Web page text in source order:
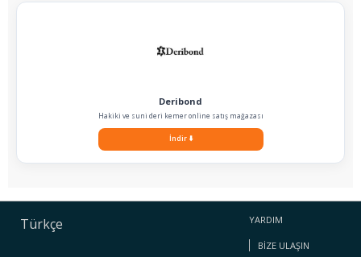
Deribond
Hakiki ve suni deri kemer online satış mağazası
İndir⬇️
Türkçe YARDIM
BIZE ULAŞIN